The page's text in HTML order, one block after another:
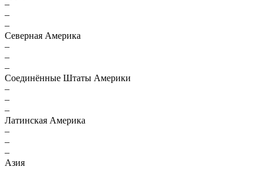
–
–
–
Северная Америка
–
–
–
Соединённые Штаты Америки
–
–
–
Латинская Америка
–
–
–
Азия